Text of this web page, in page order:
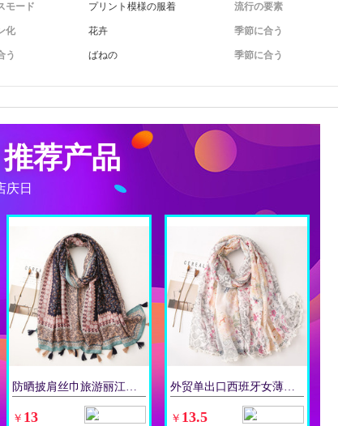
モード プリント模様の服着 流行の要素
化 花卉 季節に合う
う ばねの 季節に合う
荐产品
庆日
防晒披肩丝巾旅游丽江泰国棉麻大方巾民族风复古小花朵斜纹棉围巾
￥ 13 立即购买
外贸单出口西班牙女薄棉手感碎花花边围巾春夏秋遮阳披肩柔软防嗮
￥ 13.5 立即购买